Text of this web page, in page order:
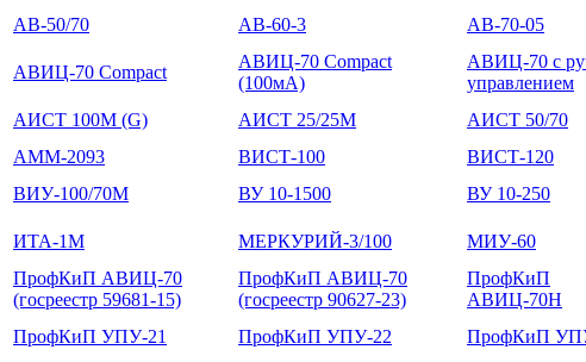
АВ-50/70
АВ-60-3 АВ-70-05
АВИЦ-70 Compact
АВИЦ-70 Compact
(100мА)
АВИЦ-70 с
управлением
АИСТ 100М (G) АИСТ 25/25М АИСТ 50/70
АММ-2093
ВИСТ-100 ВИСТ-120
ВИУ-100/70М
ВУ 10-1500 ВУ 10-250
ИТА-1М МЕРКУРИЙ-3/100 МИУ-60
ПрофКиП АВИЦ-70
(госреестр 59681-15)
ПрофКиП АВИЦ-70
(госреестр 90627-23)
ПрофКиП
АВИЦ-70Н
ПрофКиП УПУ-21 ПрофКиП УПУ-22 ПрофКиП